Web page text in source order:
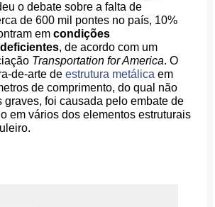
o debate sobre a falta de
de 600 mil pontes no país, 10%
emcondições
, de acordo com um
Transportation for America. O
de-arte deestrutura metálica em
de comprimento, do qual não
graves, foi causada pelo embate de
em vários dos elementos estruturais